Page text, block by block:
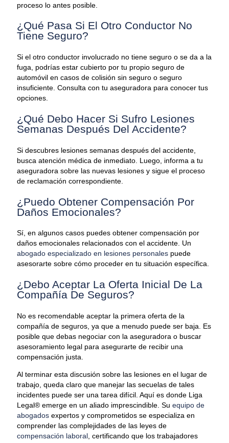
proceso lo antes posible.
¿Qué Pasa Si El Otro Conductor No
Tiene Seguro?
Si el otro conductor involucrado no tiene seguro o se da a la
fuga, podrías estar cubierto por tu propio seguro de
automóvil en casos de colisión sin seguro o seguro
insuficiente. Consulta con tu aseguradora para conocer tus
opciones.
¿Qué Debo Hacer Si Sufro Lesiones
Semanas Después Del Accidente?
Si descubres lesiones semanas después del accidente,
busca atención médica de inmediato. Luego, informa a tu
aseguradora sobre las nuevas lesiones y sigue el proceso
de reclamación correspondiente.
¿Puedo Obtener Compensación Por
Daños Emocionales?
Sí, en algunos casos puedes obtener compensación por
daños emocionales relacionados con el accidente. Un
abogado especializado en lesiones personales puede
asesorarte sobre cómo proceder en tu situación específica.
¿Debo Aceptar La Oferta Inicial De La
Compañía De Seguros?
No es recomendable aceptar la primera oferta de la
compañía de seguros, ya que a menudo puede ser baja. Es
posible que debas negociar con la aseguradora o buscar
asesoramiento legal para asegurarte de recibir una
compensación justa.
Al terminar esta discusión sobre las lesiones en el lugar de
trabajo, queda claro que manejar las secuelas de tales
incidentes puede ser una tarea difícil. Aquí es donde Liga
Legal® emerge en un aliado imprescindible. Su equipo de
abogados expertos y comprometidos se especializa en
comprender las complejidades de las leyes de
compensación laboral , certificando que los trabajadores